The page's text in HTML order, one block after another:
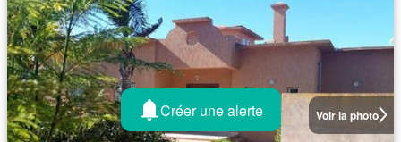
Voir la photo
Créer une alerte